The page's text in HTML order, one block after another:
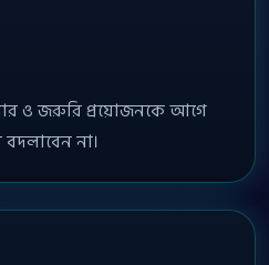
ও জরুরি প্রয়োজনকে আগে
না।